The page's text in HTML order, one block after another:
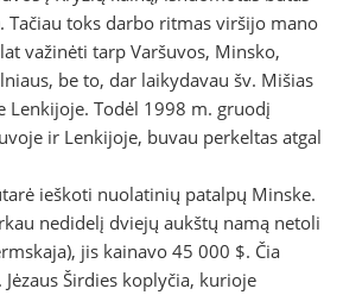
Tačiau toks darbo ritmas viršijo mano
važinėti tarp Varšuvos, Minsko,
be to, dar laikydavau šv. Mišias
Lenkijoje. Todėl 1998 m. gruodį
ir Lenkijoje, buvau perkeltas atgal
ieškoti nuolatinių patalpų Minske.
nedidelį dviejų aukštų namą netoli
jis kainavo 45 000 $. Čia
Širdies koplyčia, kurioje